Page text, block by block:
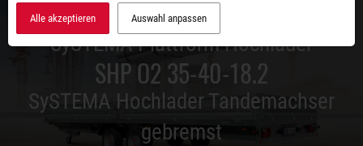
SySTEMA Plattform Hochlader
SHP O2 35-40-18.2
SySTEMA Hochlader Tandemachser
gebremst
Alle akzeptieren Auswahl anpassen